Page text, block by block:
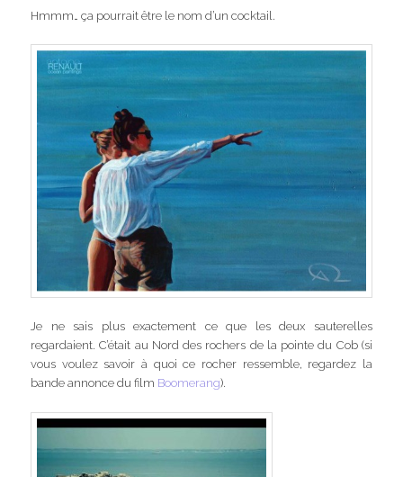
Hmmm… ça pourrait être le nom d’un cocktail.
Je ne sais plus exactement ce que les deux sauterelles
regardaient. C’était au Nord des rochers de la pointe du Cob (si
vous voulez savoir à quoi ce rocher ressemble, regardez la
bande annonce du film Boomerang).